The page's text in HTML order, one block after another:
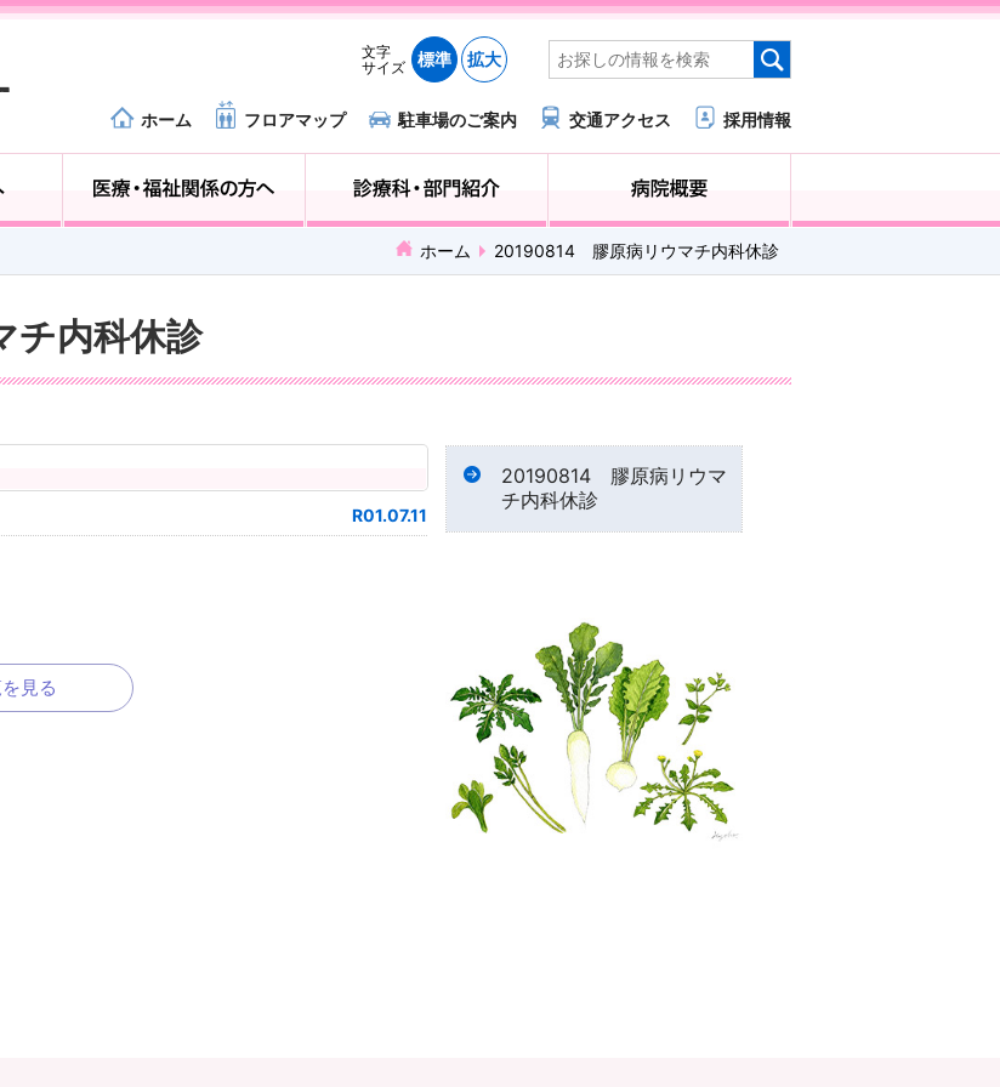
文字
サイズ
標準 拡大
ホーム フロアマップ 駐車場のご案内 交通アクセス 採用情報
ホーム 20190814 膠原病リウマチ内科休診
内科休診
R01.07.11
見る
20190814 膠原病リウマ
チ内科休診